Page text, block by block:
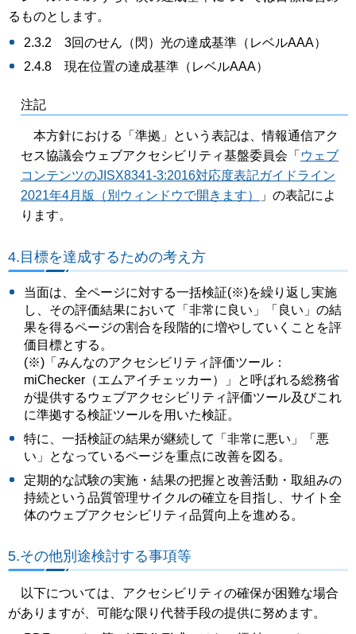
るものとします。
2.3.2 3回のせん（閃）光の達成基準（レベルAAA）
2.4.8 現在位置の達成基準（レベルAAA）
注記
本方針における「準拠」という表記は、情報通信アク
セス協議会ウェブアクセシビリティ基盤委員会「 ウェブ
コンテンツのJISX8341-3:2016対応度表記ガイドライン
2021年4月版（別ウィンドウで開きます）
」の表記によ
ります。
4.目標を達成するための考え方
当面は、全ページに対する一括検証(※)を繰り返し実施
し、その評価結果において「非常に良い」「良い」の結
果を得るページの割合を段階的に増やしていくことを評
価目標とする。
(※)「みんなのアクセシビリティ評価ツール：
miChecker（エムアイチェッカー）」と呼ばれる総務省
が提供するウェブアクセシビリティ評価ツール及びこれ
に準拠する検証ツールを用いた検証。
特に、一括検証の結果が継続して「非常に悪い」「悪
い」となっているページを重点に改善を図る。
定期的な試験の実施・結果の把握と改善活動・取組みの
持続という品質管理サイクルの確立を目指し、サイト全
体のウェブアクセシビリティ品質向上を進める。
5.その他別途検討する事項等
以下については、アクセシビリティの確保が困難な場合
がありますが、可能な限り代替手段の提供に努めます。